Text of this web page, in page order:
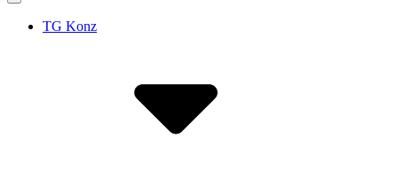
TG Konz